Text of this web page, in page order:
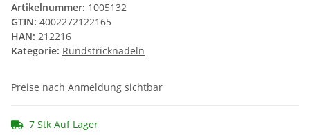
Artikelnummer: 1005132
GTIN: 4002272122165
HAN: 212216
Kategorie: Rundstricknadeln
Preise nach Anmeldung sichtbar
7 Stk Auf Lager